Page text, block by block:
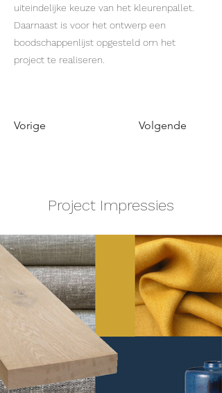
uiteindelijke keuze van het kleurenpallet.
Daarnaast is voor het ontwerp een
boodschappenlijst opgesteld om het
project te realiseren.
Vorige Volgende
Project Impressies